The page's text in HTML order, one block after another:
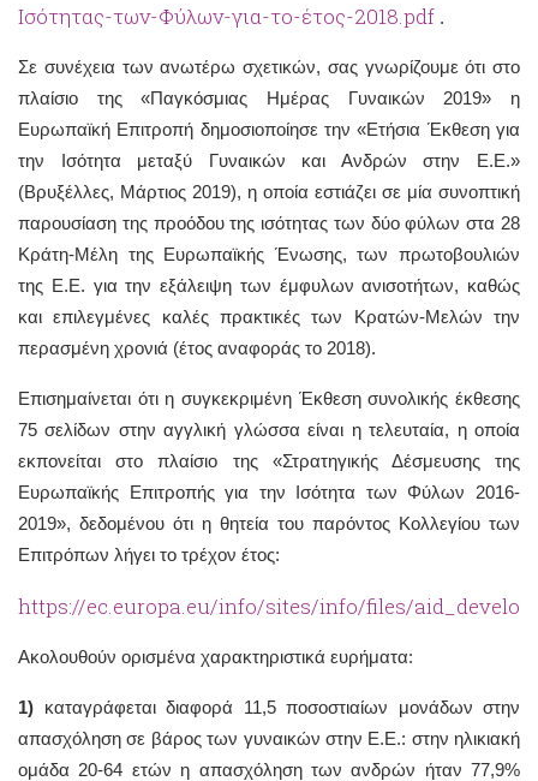
Ισότητας-των-Φύλων-για-το-έτος-2018.pdf .
Σε συνέχεια των ανωτέρω σχετικών, σας γνωρίζουμε ότι στο
πλαίσιο της «Παγκόσμιας Ημέρας Γυναικών 2019» η
Ευρωπαϊκή Επιτροπή δημοσιοποίησε την «Ετήσια Έκθεση για
την Ισότητα μεταξύ Γυναικών και Ανδρών στην Ε.Ε.»
(Βρυξέλλες, Μάρτιος 2019), η οποία εστιάζει σε μία συνοπτική
παρουσίαση της προόδου της ισότητας των δύο φύλων στα 28
Κράτη-Μέλη της Ευρωπαϊκής Ένωσης, των πρωτοβουλιών
της Ε.Ε. για την εξάλειψη των έμφυλων ανισοτήτων, καθώς
και επιλεγμένες καλές πρακτικές των Κρατών-Μελών την
περασμένη χρονιά (έτος αναφοράς το 2018).
Επισημαίνεται ότι η συγκεκριμένη Έκθεση συνολικής έκθεσης
75 σελίδων στην αγγλική γλώσσα είναι η τελευταία, η οποία
εκπονείται στο πλαίσιο της «Στρατηγικής Δέσμευσης της
Ευρωπαϊκής Επιτροπής για την Ισότητα των Φύλων 2016-
2019», δεδομένου ότι η θητεία του παρόντος Κολλεγίου των
Επιτρόπων λήγει το τρέχον έτος:
https://ec.europa.eu/info/sites/info/files/
Ακολουθούν ορισμένα χαρακτηριστικά ευρήματα:
1) καταγράφεται διαφορά 11,5 ποσοστιαίων μονάδων στην
απασχόληση σε βάρος των γυναικών στην Ε.Ε.: στην ηλικιακή
ομάδα 20-64 ετών η απασχόληση των ανδρών ήταν 77,9%